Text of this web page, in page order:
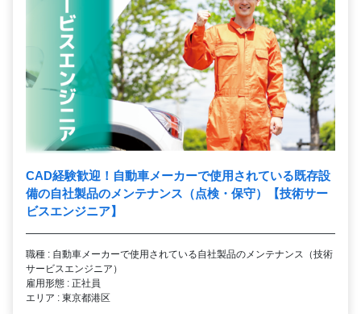
CAD経験歓迎！自動車メーカーで使用されている既存設
備の自社製品のメンテナンス（点検・保守）【技術サー
ビスエンジニア】
職種 : 自動車メーカーで使用されている自社製品のメンテナンス（技術
サービスエンジニア）
雇用形態 : 正社員
エリア : 東京都港区